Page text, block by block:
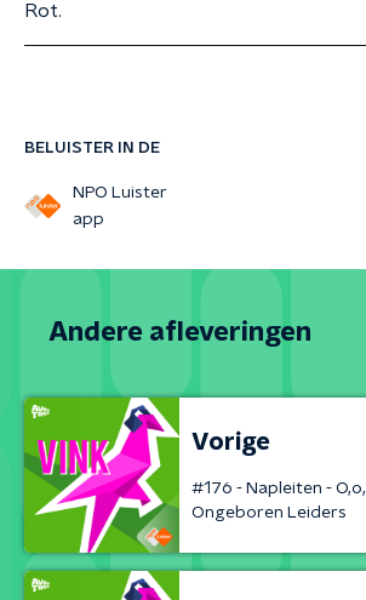
BELUISTER IN DE
NPO Luister
app
Rot.
Andere afleveringen
Vorige
#176 - Napleiten -
Ongeboren Leiders